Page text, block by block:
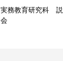
実務教育研究科 説
会